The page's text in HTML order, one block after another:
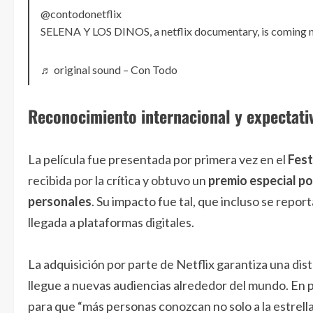
@contodonetflix
SELENA Y LOS DINOS, a netflix documentary, is coming
♬ original sound – Con Todo
Reconocimiento internacional y
La película fue presentada por primera vez en el
recibida por la crítica y obtuvo un premio especial
personales. Su impacto fue tal, que incluso se
llegada a plataformas digitales.
La adquisición por parte de Netflix garantiza una
llegue a nuevas audiencias alrededor del mundo.
para que “más personas conozcan no solo a la